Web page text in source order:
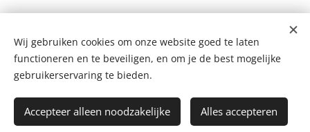
Cookies
Talen
Wij gebruiken cookies om onze website goed te laten
functioneren en te beveiligen, en om je de best mogelijke
gebruikerservaring te bieden.
Accepteer alleen noodzakelijke Alles accepteren